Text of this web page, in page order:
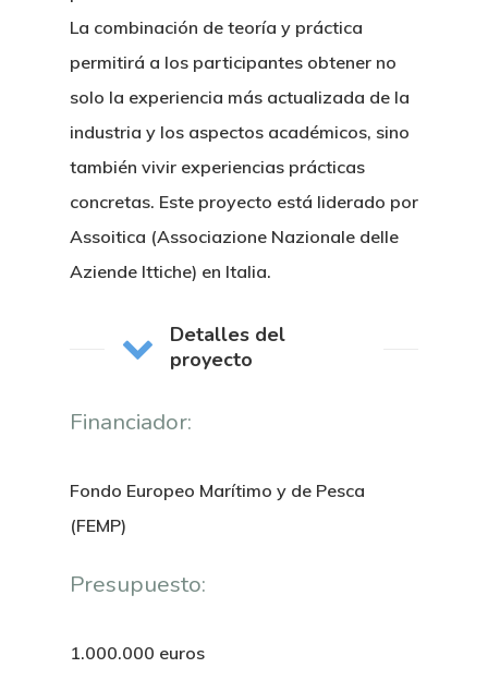
La combinación de teoría y práctica
permitirá a los participantes obtener no
solo la experiencia más actualizada de la
industria y los aspectos académicos, sino
también vivir experiencias prácticas
concretas. Este proyecto está liderado por
Assoitica (Associazione Nazionale delle
Aziende Ittiche) en Italia.
Detalles del
proyecto
Financiador:
Fondo Europeo Marítimo y de Pesca
(FEMP)
Presupuesto:
1.000.000 euros
Organización
Novedades